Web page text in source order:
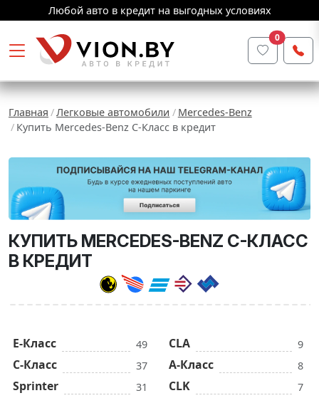
Любой авто в кредит на выгодных условиях
0
Главная Легковые автомобили
Mercedes-Benz
Купить Mercedes-Benz C-Класс в кредит
КУПИТЬ MERCEDES-BENZ C-КЛАСС
В КРЕДИТ
E-Класс 49
C-Класс 37
Sprinter 31
CLA 9
A-Класс 8
CLK 7